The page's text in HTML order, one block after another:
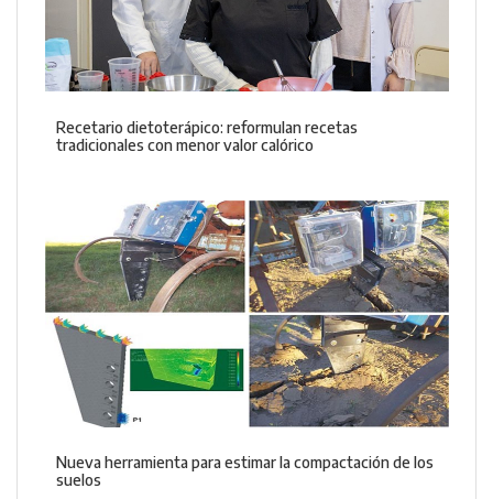
Recetario dietoterápico: reformulan recetas
tradicionales con menor valor calórico
Nueva herramienta para estimar la compactación de los
suelos